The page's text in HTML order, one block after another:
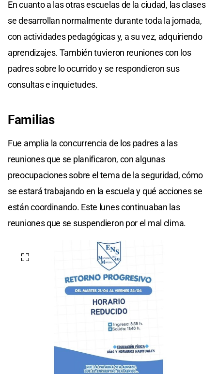
En cuanto a las otras escuelas de la ciudad, las clases
se desarrollan normalmente durante toda la jornada,
con actividades pedagógicas y, a su vez, adquiriendo
aprendizajes. También tuvieron reuniones con los
padres sobre lo ocurrido y se respondieron sus
consultas e inquietudes.
Familias
Fue amplia la concurrencia de los padres a las
reuniones que se planificaron, con algunas
preocupaciones sobre el tema de la seguridad, cómo
se estará trabajando en la escuela y qué acciones se
están coordinando. Este lunes continuaban las
reuniones que se suspendieron por el mal clima.